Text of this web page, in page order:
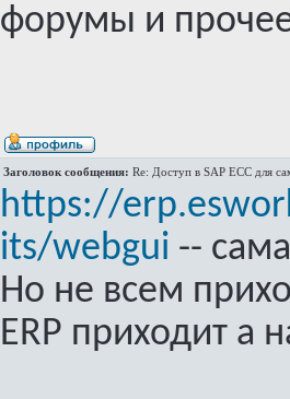
форумы и
Заголовок сообщения: Re: Доступ в SAP ECC для
https://
its/webgui --
Но не всем
ERP приходит а